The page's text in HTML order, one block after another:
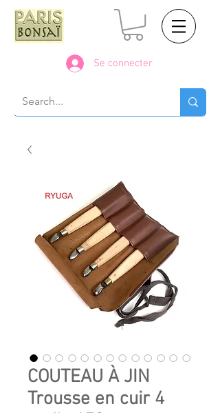
Se connecter
COUTEAU À JIN
Trousse en cuir 4